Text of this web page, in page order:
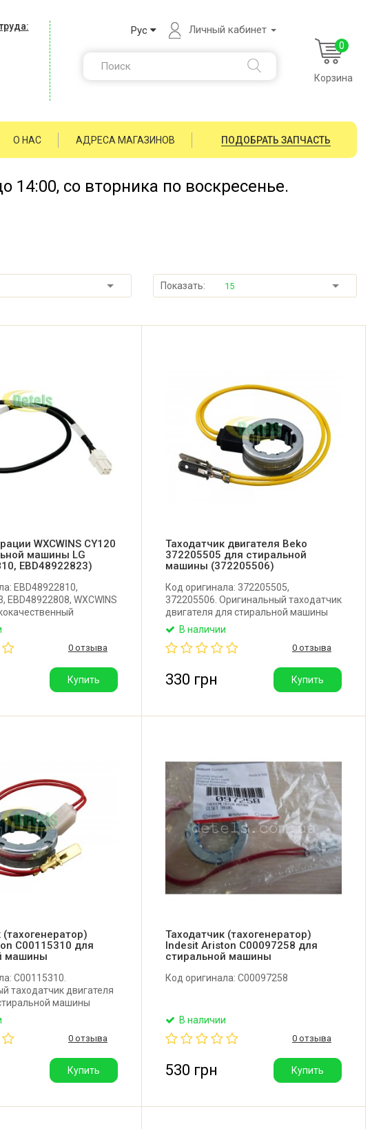
Рус Личный кабинет
0
Корзина
О НАС АДРЕСА МАГАЗИНОВ ПОДОБРАТЬ ЗАПЧАСТЬ
14:00, со вторника по воскресенье.
Показать: 15
WXCWINS CY120
машины LG
EBD48922823)
EBD48922810,
EBD48922808, WXCWINS
датчик вибрации
барабана) для
LG. Применяется
0 отзыва
Купить
Таходатчик двигателя Beko
372205505 для стиральной
машины (372205506)
Код оригинала: 372205505,
372205506. Оригинальный таходатчик
двигателя для стиральной машины
Beko, LG, Altus, Arcelik, Arctic, Blomberg,
Bomann, Brandt, Grundig, Smeg. Для
моторов Arcelik, FHP, ACC.
В наличии
0 отзыва
330 грн Купить
C00115310 для
машины
C00115310.
таходатчик двигателя
машины
Hotpoint-Ariston.
40 мм. Внутренний
Высота: 12 мм.
Италия.
0 отзыва
Купить
Таходатчик (тахогенератор)
Indesit Ariston C00097258 для
стиральной машины
Код оригинала: C00097258
В наличии
0 отзыва
530 грн Купить